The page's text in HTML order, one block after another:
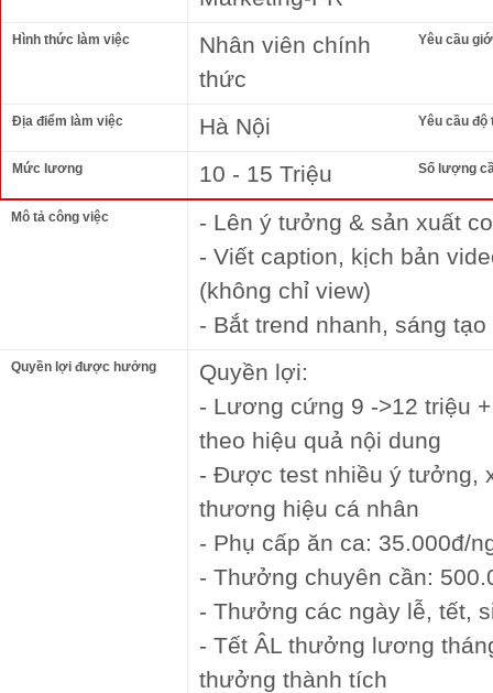
Hình thức làm việc
Nhân viên chính
thức
Yêu cầu
Địa điểm làm việc Hà Nội Yêu cầu độ
Mức lương 10 - 15 Triệu Số lượng
Mô tả công việc
- Lên ý tưởng & sản xuất
- Viết caption, kịch bản
(không chỉ view)
- Bắt trend nhanh, sáng
Quyền lợi được hưởng
Quyền lợi:
- Lương cứng 9 ->12 triệu
theo hiệu quả nội dung
- Được test nhiều ý tưởng,
thương hiệu cá nhân
- Phụ cấp ăn ca: 35.000đ/
- Thưởng chuyên cần:
- Thưởng các ngày lễ, tết,
- Tết ÂL thưởng lương
thưởng thành tích